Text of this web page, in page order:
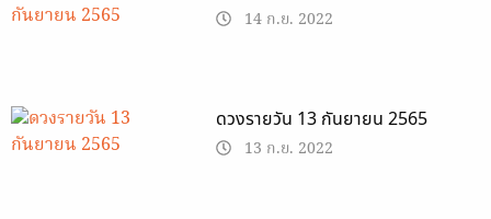
14 ก.ย. 2022
ดวงรายวัน 13 กันยายน 2565
13 ก.ย. 2022